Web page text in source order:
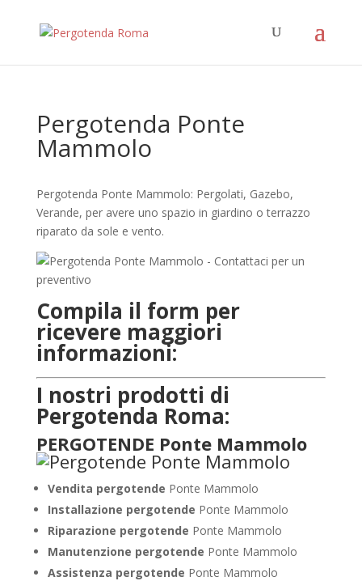
Pergotenda Ponte
Mammolo
Pergotenda Ponte Mammolo: Pergolati, Gazebo,
Verande, per avere uno spazio in giardino o terrazzo
riparato da sole e vento.
Compila il form per
ricevere maggiori
informazioni:
I nostri prodotti di
Pergotenda Roma:
PERGOTENDE Ponte Mammolo
Vendita pergotende Ponte Mammolo
Installazione pergotende Ponte Mammolo
Riparazione pergotende Ponte Mammolo
Manutenzione pergotende Ponte Mammolo
Assistenza pergotende Ponte Mammolo